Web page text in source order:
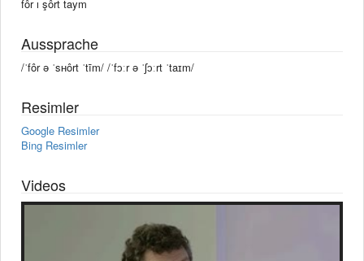
fôr ı şôrt taym
Aussprache
/ˈfôr ə ˈsʜôrt ˈtīm/ /ˈfɔːr ə ˈʃɔːrt ˈtaɪm/
Resimler
Google Resimler
Bing Resimler
Videos